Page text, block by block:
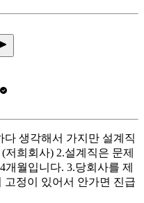
다 생각해서 가지만 설계직
희회사) 2.설계직은 문제
월입니다. 3.당회사를 제
고정이 있어서 안가면 진급